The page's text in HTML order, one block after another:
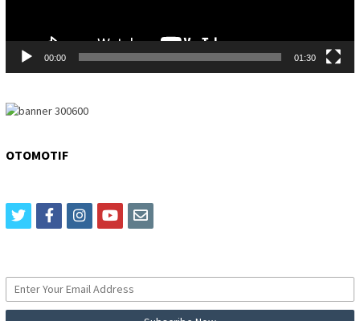
00:00 01:30
OTOMOTIF
twitterfacebookinstagram
youtubeemail